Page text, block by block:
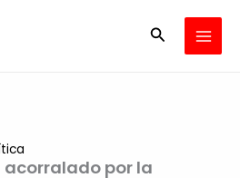
Buscar
acorralado por la